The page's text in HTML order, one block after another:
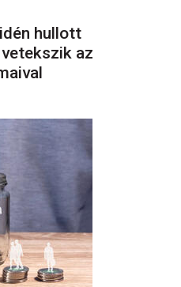
hullott
az